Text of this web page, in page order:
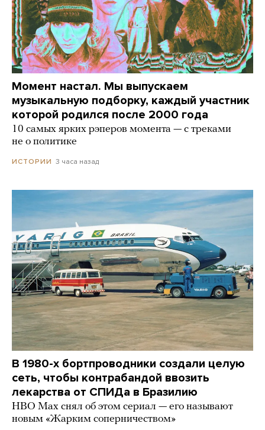
Момент настал. Мы выпускаем
музыкальную подборку, каждый участник
которой родился после 2000 года
10 самых ярких рэперов момента — с треками
не о политике
ИСТОРИИ 3 часа назад
В 1980-х бортпроводники создали целую
сеть, чтобы контрабандой ввозить
лекарства от СПИДа в Бразилию
HBO Max снял об этом сериал — его называют
новым «Жарким соперничеством»